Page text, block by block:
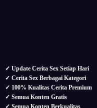
✓ Update Cerita Sex Setiap Hari
✓ Cerita Sex Berbagai Kategori
✓ 100% Kualitas Cerita Premium
✓ Semua Konten Gratis
✓ Semua Konten Berkualitas